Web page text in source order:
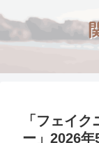
「フェイ
ー」2026